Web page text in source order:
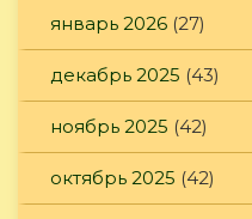
январь 2026 (27)
декабрь 2025 (43)
ноябрь 2025 (42)
октябрь 2025 (42)